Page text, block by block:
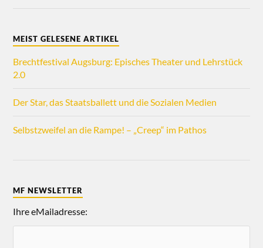
MEIST GELESENE ARTIKEL
Brechtfestival Augsburg: Episches Theater und Lehrstück
2.0
Der Star, das Staatsballett und die Sozialen Medien
Selbstzweifel an die Rampe! – „Creep“ im Pathos
MF NEWSLETTER
Ihre eMailadresse: